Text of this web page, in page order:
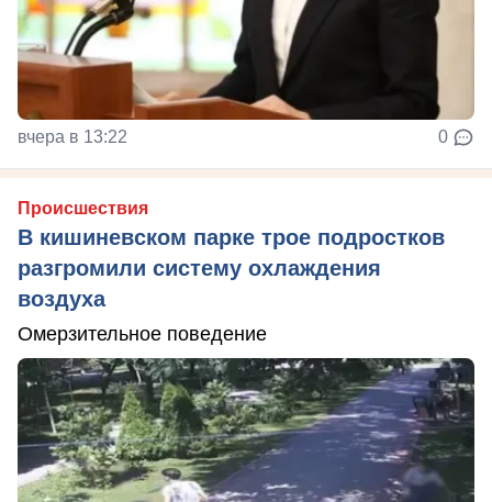
вчера в 13:22 0
Происшествия
В кишиневском парке трое подростков
разгромили систему охлаждения
воздуха
Омерзительное поведение